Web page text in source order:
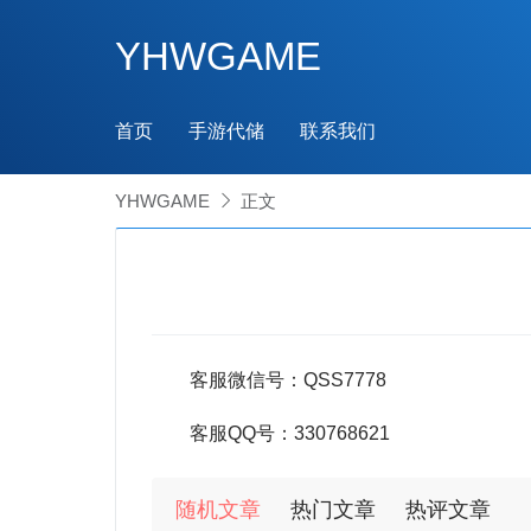
YHWGAME
首页 手游代储 联系我们
YHWGAME  正文
客服微信号：QSS7778
客服QQ号：330768621
随机文章 热门文章 热评文章